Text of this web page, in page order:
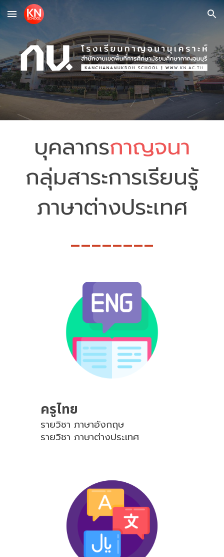
Skip to main content Skip to navigation
บุคลากรกาญจนา
กลุ่มสาระการเรียนรู้
ภาษาต่างประเทศ
________
ครูไทย
รายวิชา ภาษาอังกฤษ
รายวิชา ภาษาต่างประเทศ